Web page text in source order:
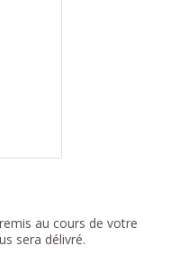
au cours de votre
sera délivré.